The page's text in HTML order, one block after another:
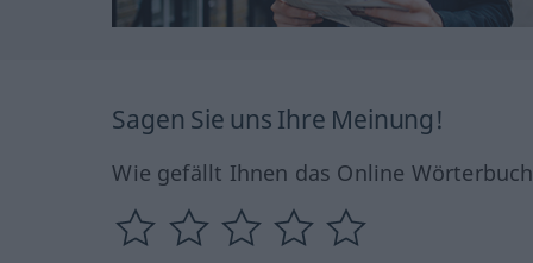
Sagen Sie uns Ihre Meinung!
Wie gefällt Ihnen das Online